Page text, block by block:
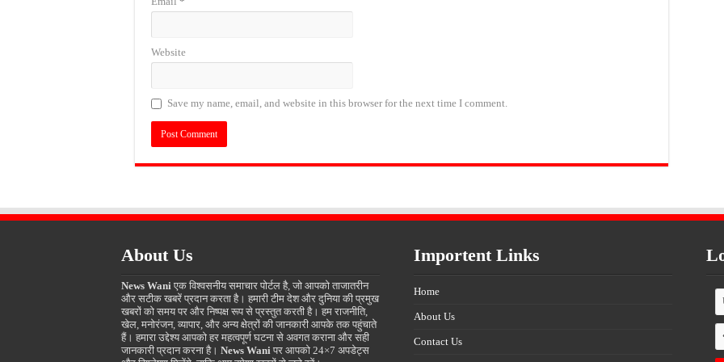
Website
Save my name, email, and website in this browser for the next time I comment.
About Us
News Waniएक विश्वसनीय समाचार पोर्टल है, जो आपको ताजातरीन
और सटीक खबरें प्रदान करता है। हमारी टीम देश और दुनिया की प्रमुख
खबरों को समय पर और निष्पक्ष रूप से प्रस्तुत करती है। हम राजनीति,
खेल, मनोरंजन, व्यापार, और अन्य क्षेत्रों की जानकारी आपके तक पहुंचाते
हैं। हमारा उद्देश्य आपको हर महत्वपूर्ण घटना से अवगत कराना और सही
जानकारी प्रदान करना है। News Waniपर आपको 24×7 अपडेट्स
Importent Links
Home
About Us
Contact Us